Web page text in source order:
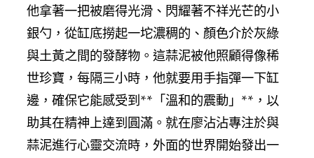
他拿著一把被磨得光滑、閃耀著不祥光芒的小
銀勺，從缸底撈起一坨濃稠的、顏色介於灰綠
與土黃之間的發酵物。這蒜泥被他照顧得像稀
世珍寶，每隔三小時，他就要用手指彈一下缸
邊，確保它能感受到**「溫和的震動」**，以
助其在精神上達到圓滿。就在廖沾沾專注於與
蒜泥進行心靈交流時，外面的世界開始發出一